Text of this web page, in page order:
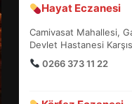
Hayat Eczanesi
Camivasat Mahallesi,
Devlet Hastanesi
0266 373 11 22
6